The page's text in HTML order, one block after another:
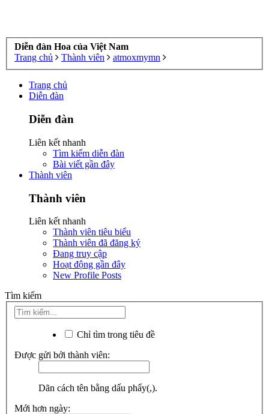
Diễn đàn Hoa của Việt Nam
Trang chủ
Thành viên atmoxmymn
Trang chủ
Diễn đàn
Diễn đàn
Liên kết nhanh
Tìm kiếm diễn đàn
Bài viết gần đây
Thành viên
Thành viên
Liên kết nhanh
Thành viên tiêu biểu
Thành viên đã đăng ký
Đang truy cập
Hoạt động gần đây
New Profile Posts
Tìm kiếm
Chỉ tìm trong tiêu đề
Được gửi bởi thành viên:
Dãn cách tên bằng dấu phẩy(,).
Mới hơn ngày: